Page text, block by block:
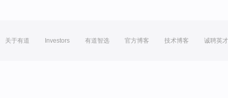
关于有道 Investors 有道智选 官方博客 技术博客 诚聘英才